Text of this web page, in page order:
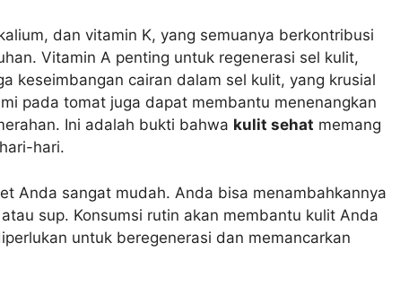
dan vitamin K, yang semuanya berkontribusi
Vitamin A penting untuk regenerasi sel kulit,
keseimbangan cairan dalam sel kulit, yang krusial
pada tomat juga dapat membantu menenangkan
Ini adalah bukti bahwa kulit sehat memang
hari.
Anda sangat mudah. Anda bisa menambahkannya
sup. Konsumsi rutin akan membantu kulit Anda
untuk beregenerasi dan memancarkan